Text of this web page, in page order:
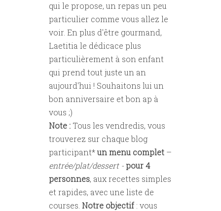
qui le propose, un repas un peu
particulier comme vous allez le
voir. En plus d'être gourmand,
Laetitia le dédicace plus
particulièrement à son enfant
qui prend tout juste un an
aujourd'hui ! Souhaitons lui un
bon anniversaire et bon ap à
vous ;)
Note : Tous les vendredis, vous
trouverez sur chaque blog
participant*un menu complet –
entrée/plat/dessert -pour 4
personnes, aux recettes simples
et rapides, avec une liste de
courses. Notre objectif : vous